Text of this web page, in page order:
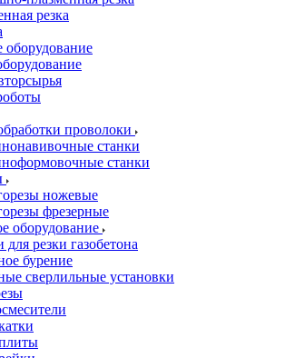
резка
оборудование
проволоки
станки
станки
ножевые
фрезерные
оборудование
для резки газобетона
бурение
сверлильные установки